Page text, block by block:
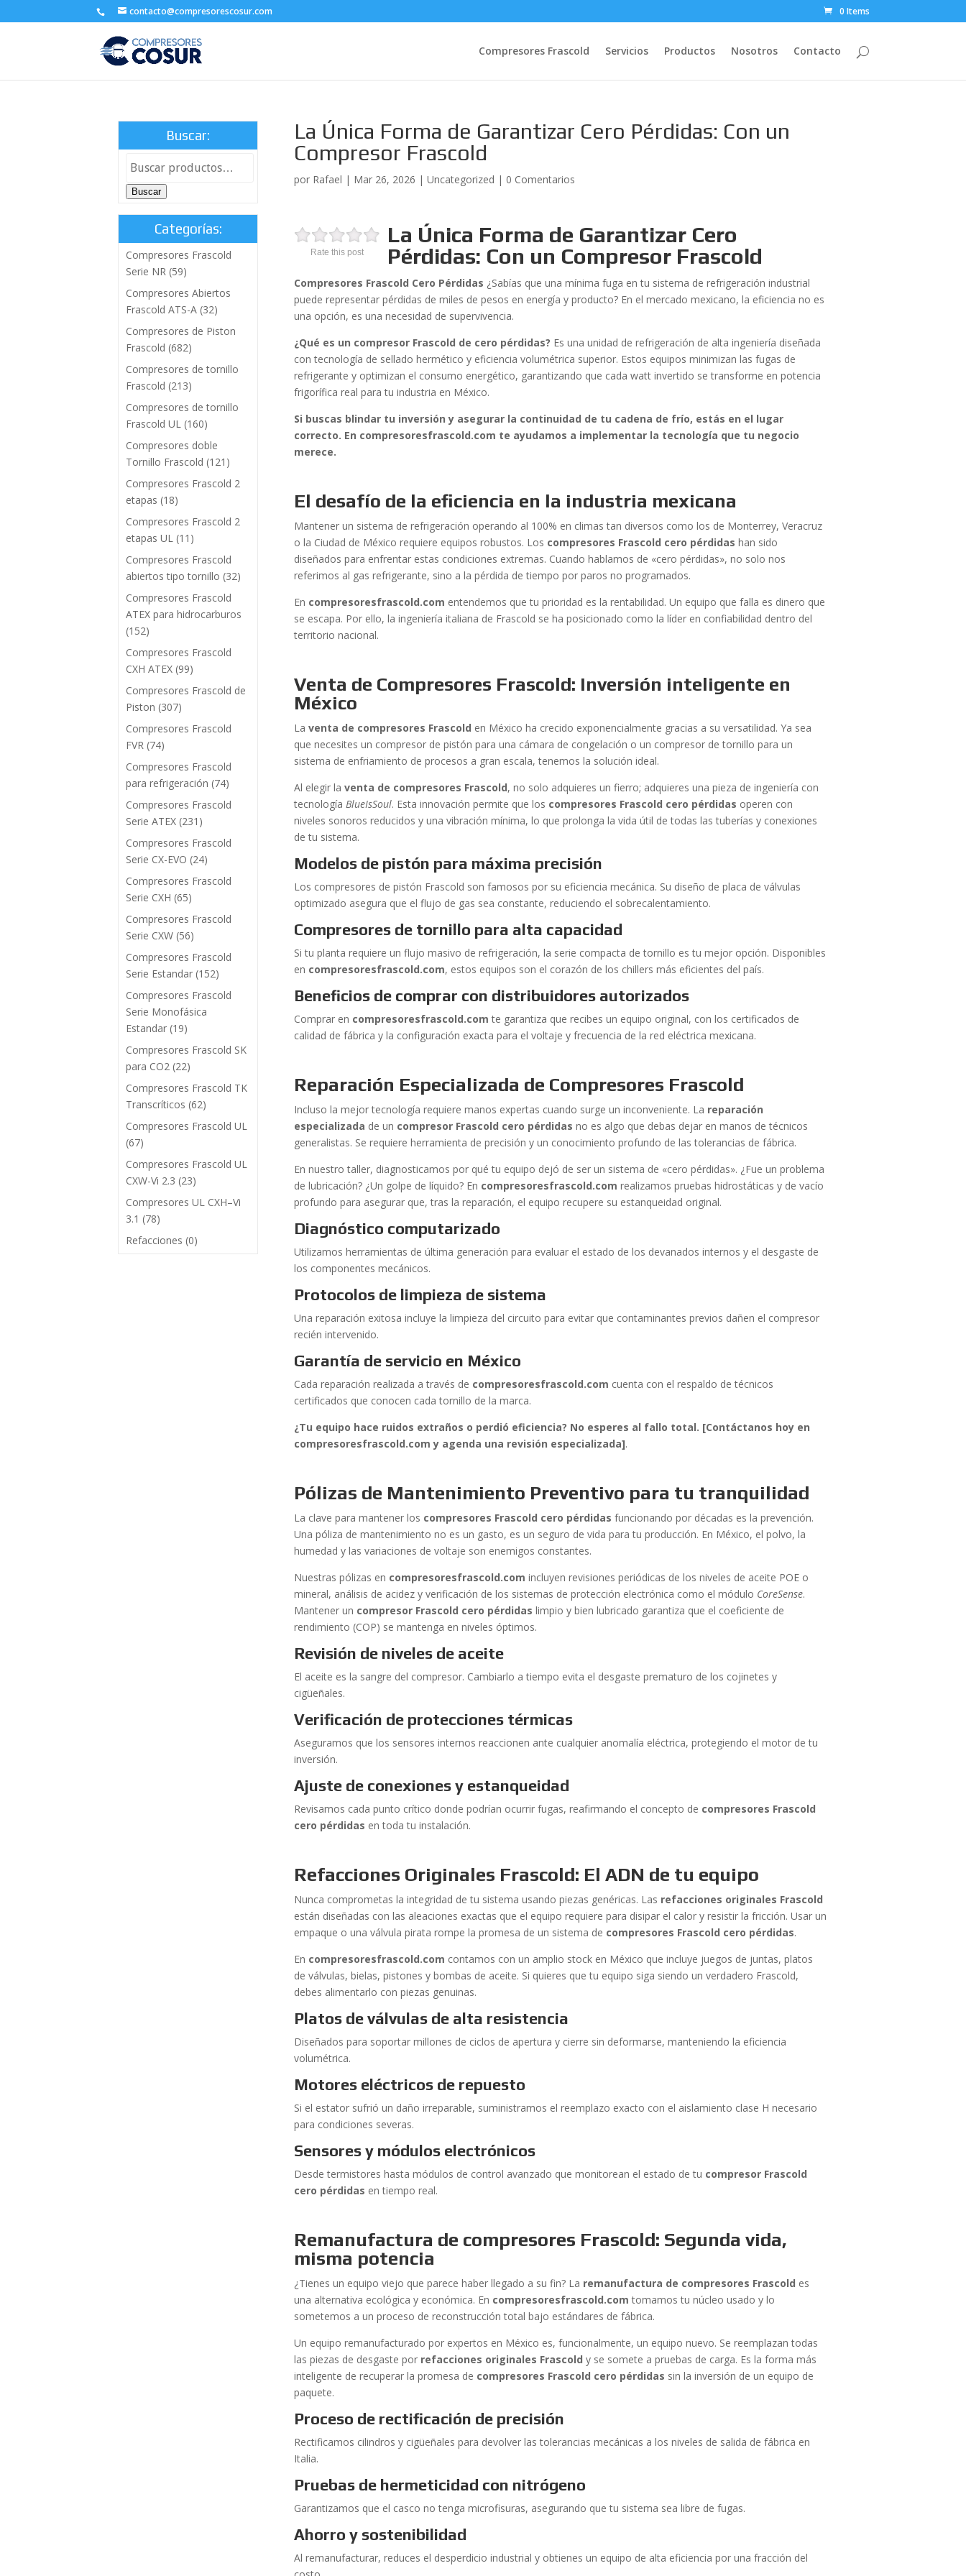
contacto@compresorescosur.com 0 Items
Compresores Frascold Servicios Productos Nosotros Contacto
La Única Forma de Garantizar Cero Pérdidas: Con un
Compresor Frascold
por Rafael | Mar 26, 2026 |Uncategorized | 0 Comentarios
Rate this post
La Única Forma de Garantizar Cero
Pérdidas: Con un Compresor Frascold
Compresores Frascold Cero Pérdidas ¿Sabías que una mínima fuga en tu sistema de refrigeración industrial
puede representar pérdidas de miles de pesos en energía y producto? En el mercado mexicano, la eficiencia no es
una opción, es una necesidad de supervivencia.
¿Qué es un compresor Frascold de cero pérdidas? Es una unidad de refrigeración de alta ingeniería diseñada
con tecnología de sellado hermético y eficiencia volumétrica superior. Estos equipos minimizan las fugas de
refrigerante y optimizan el consumo energético, garantizando que cada watt invertido se transforme en potencia
frigorífica real para tu industria en México.
Si buscas blindar tu inversión y asegurar la continuidad de tu cadena de frío, estás en el lugar
correcto. En compresoresfrascold.com te ayudamos a implementar la tecnología que tu negocio
merece.
El desafío de la eficiencia en la industria mexicana
Mantener un sistema de refrigeración operando al 100% en climas tan diversos como los de Monterrey, Veracruz
o la Ciudad de México requiere equipos robustos. Los compresores Frascold cero pérdidas han sido
diseñados para enfrentar estas condiciones extremas. Cuando hablamos de «cero pérdidas», no solo nos
referimos al gas refrigerante, sino a la pérdida de tiempo por paros no programados.
En compresoresfrascold.com entendemos que tu prioridad es la rentabilidad. Un equipo que falla es dinero que
se escapa. Por ello, la ingeniería italiana de Frascold se ha posicionado como la líder en confiabilidad dentro del
territorio nacional.
Venta de Compresores Frascold: Inversión inteligente en
México
Laventa de compresores Frascold en México ha crecido exponencialmente gracias a su versatilidad. Ya sea
que necesites un compresor de pistón para una cámara de congelación o un compresor de tornillo para un
sistema de enfriamiento de procesos a gran escala, tenemos la solución ideal.
Al elegir laventa de compresores Frascold, no solo adquieres un fierro; adquieres una pieza de ingeniería con
tecnologíaBlueIsSoul. Esta innovación permite que los compresores Frascold cero pérdidas operen con
niveles sonoros reducidos y una vibración mínima, lo que prolonga la vida útil de todas las tuberías y conexiones
de tu sistema.
Modelos de pistón para máxima precisión
Los compresores de pistón Frascold son famosos por su eficiencia mecánica. Su diseño de placa de válvulas
optimizado asegura que el flujo de gas sea constante, reduciendo el sobrecalentamiento.
Compresores de tornillo para alta capacidad
Si tu planta requiere un flujo masivo de refrigeración, la serie compacta de tornillo es tu mejor opción. Disponibles
en compresoresfrascold.com, estos equipos son el corazón de los chillers más eficientes del país.
Beneficios de comprar con distribuidores autorizados
Comprar en compresoresfrascold.com te garantiza que recibes un equipo original, con los certificados de
calidad de fábrica y la configuración exacta para el voltaje y frecuencia de la red eléctrica mexicana.
Reparación Especializada de Compresores Frascold
Incluso la mejor tecnología requiere manos expertas cuando surge un inconveniente. La reparación
especializada de un compresor Frascold cero pérdidas no es algo que debas dejar en manos de técnicos
generalistas. Se requiere herramienta de precisión y un conocimiento profundo de las tolerancias de fábrica.
En nuestro taller, diagnosticamos por qué tu equipo dejó de ser un sistema de «cero pérdidas». ¿Fue un problema
de lubricación? ¿Un golpe de líquido? En compresoresfrascold.com realizamos pruebas hidrostáticas y de vacío
profundo para asegurar que, tras la reparación, el equipo recupere su estanqueidad original.
Diagnóstico computarizado
Utilizamos herramientas de última generación para evaluar el estado de los devanados internos y el desgaste de
los componentes mecánicos.
Protocolos de limpieza de sistema
Una reparación exitosa incluye la limpieza del circuito para evitar que contaminantes previos dañen el compresor
recién intervenido.
Garantía de servicio en México
Cada reparación realizada a través de compresoresfrascold.com cuenta con el respaldo de técnicos
certificados que conocen cada tornillo de la marca.
¿Tu equipo hace ruidos extraños o perdió eficiencia? No esperes al fallo total. [Contáctanos hoy en
compresoresfrascold.com y agenda una revisión especializada].
Pólizas de Mantenimiento Preventivo para tu tranquilidad
La clave para mantener los compresores Frascold cero pérdidas funcionando por décadas es la prevención.
Una póliza de mantenimiento no es un gasto, es un seguro de vida para tu producción. En México, el polvo, la
humedad y las variaciones de voltaje son enemigos constantes.
Nuestras pólizas en compresoresfrascold.com incluyen revisiones periódicas de los niveles de aceite POE o
mineral, análisis de acidez y verificación de los sistemas de protección electrónica como el módulo CoreSense.
Mantener un compresor Frascold cero pérdidas limpio y bien lubricado garantiza que el coeficiente de
rendimiento (COP) se mantenga en niveles óptimos.
Revisión de niveles de aceite
El aceite es la sangre del compresor. Cambiarlo a tiempo evita el desgaste prematuro de los cojinetes y
cigüeñales.
Verificación de protecciones térmicas
Aseguramos que los sensores internos reaccionen ante cualquier anomalía eléctrica, protegiendo el motor de tu
inversión.
Ajuste de conexiones y estanqueidad
Revisamos cada punto crítico donde podrían ocurrir fugas, reafirmando el concepto de compresores Frascold
cero pérdidas en toda tu instalación.
Refacciones Originales Frascold: El ADN de tu equipo
Nunca comprometas la integridad de tu sistema usando piezas genéricas. Las refacciones originales Frascold
están diseñadas con las aleaciones exactas que el equipo requiere para disipar el calor y resistir la fricción. Usar un
empaque o una válvula pirata rompe la promesa de un sistema de compresores Frascold cero pérdidas.
En compresoresfrascold.com contamos con un amplio stock en México que incluye juegos de juntas, platos
de válvulas, bielas, pistones y bombas de aceite. Si quieres que tu equipo siga siendo un verdadero Frascold,
debes alimentarlo con piezas genuinas.
Platos de válvulas de alta resistencia
Diseñados para soportar millones de ciclos de apertura y cierre sin deformarse, manteniendo la eficiencia
volumétrica.
Motores eléctricos de repuesto
Si el estator sufrió un daño irreparable, suministramos el reemplazo exacto con el aislamiento clase H necesario
para condiciones severas.
Sensores y módulos electrónicos
Desde termistores hasta módulos de control avanzado que monitorean el estado de tu compresor Frascold
cero pérdidas en tiempo real.
Remanufactura de compresores Frascold: Segunda vida,
misma potencia
¿Tienes un equipo viejo que parece haber llegado a su fin? La remanufactura de compresores Frascold es
una alternativa ecológica y económica. En compresoresfrascold.com tomamos tu núcleo usado y lo
sometemos a un proceso de reconstrucción total bajo estándares de fábrica.
Un equipo remanufacturado por expertos en México es, funcionalmente, un equipo nuevo. Se reemplazan todas
las piezas de desgaste por refacciones originales Frascold y se somete a pruebas de carga. Es la forma más
inteligente de recuperar la promesa de compresores Frascold cero pérdidas sin la inversión de un equipo de
paquete.
Proceso de rectificación de precisión
Rectificamos cilindros y cigüeñales para devolver las tolerancias mecánicas a los niveles de salida de fábrica en
Italia.
Pruebas de hermeticidad con nitrógeno
Garantizamos que el casco no tenga microfisuras, asegurando que tu sistema sea libre de fugas.
Ahorro y sostenibilidad
Al remanufacturar, reduces el desperdicio industrial y obtienes un equipo de alta eficiencia por una fracción del
Buscar:
Buscar
Categorías:
Compresores Frascold
Serie NR (59)
Compresores Abiertos
Frascold ATS-A (32)
Compresores de Piston
Frascold (682)
Compresores de tornillo
Frascold (213)
Compresores de tornillo
Frascold UL (160)
Compresores doble
Tornillo Frascold (121)
Compresores Frascold 2
etapas (18)
Compresores Frascold 2
etapas UL (11)
Compresores Frascold
abiertos tipo tornillo (32)
Compresores Frascold
ATEX para hidrocarburos
(152)
Compresores Frascold
CXH ATEX (99)
Compresores Frascold de
Piston (307)
Compresores Frascold
FVR (74)
Compresores Frascold
para refrigeración (74)
Compresores Frascold
Serie ATEX (231)
Compresores Frascold
Serie CX-EVO (24)
Compresores Frascold
Serie CXH (65)
Compresores Frascold
Serie CXW (56)
Compresores Frascold
Serie Estandar (152)
Compresores Frascold
Serie Monofásica
Estandar (19)
Compresores Frascold SK
para CO2 (22)
Compresores Frascold TK
Transcríticos (62)
Compresores Frascold UL
(67)
Compresores Frascold UL
CXW-Vi 2.3 (23)
Compresores UL CXH–Vi
3.1 (78)
Refacciones (0)